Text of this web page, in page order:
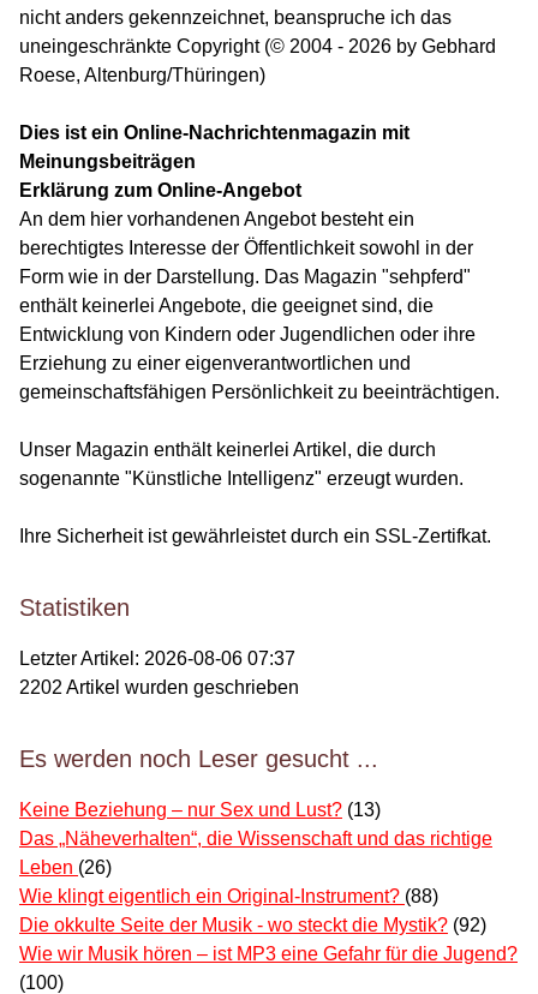
nicht anders gekennzeichnet, beanspruche ich das
uneingeschränkte Copyright (© 2004 - 2026 by Gebhard
Roese, Altenburg/Thüringen)
Dies ist ein Online-Nachrichtenmagazin mit
Meinungsbeiträgen
Erklärung zum Online-Angebot
An dem hier vorhandenen Angebot besteht ein
berechtigtes Interesse der Öffentlichkeit sowohl in der
Form wie in der Darstellung. Das Magazin "sehpferd"
enthält keinerlei Angebote, die geeignet sind, die
Entwicklung von Kindern oder Jugendlichen oder ihre
Erziehung zu einer eigenverantwortlichen und
gemeinschaftsfähigen Persönlichkeit zu beeinträchtigen.
Unser Magazin enthält keinerlei Artikel, die durch
sogenannte "Künstliche Intelligenz" erzeugt wurden.
Ihre Sicherheit ist gewährleistet durch ein SSL-Zertifkat.
Statistiken
Letzter Artikel: 2026-08-06 07:37
2202 Artikel wurden geschrieben
Es werden noch Leser gesucht ...
Keine Beziehung – nur Sex und Lust? (13)
Das „Näheverhalten“, die Wissenschaft und das richtige
Leben (26)
Wie klingt eigentlich ein Original-Instrument? (88)
Die okkulte Seite der Musik - wo steckt die Mystik? (92)
Wie wir Musik hören – ist MP3 eine Gefahr für die Jugend?
(100)